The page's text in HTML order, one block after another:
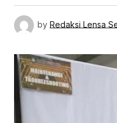
by Redaksi Lensa